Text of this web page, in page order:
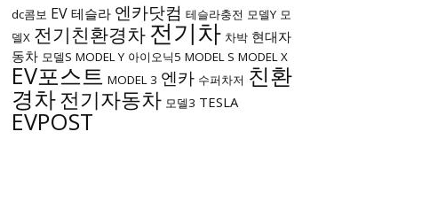
dc콤보 EV 테슬라 엔카닷컴 테슬라충전 모델Y 모
델X 전기친환경차 전기차 차박 현대자
동차 모델S MODEL Y 아이오닉5 MODEL S MODEL X
EV포스트 MODEL 3 엔카 수퍼차저 친환
경차전기자동차 모델3 TESLA
EVPOST